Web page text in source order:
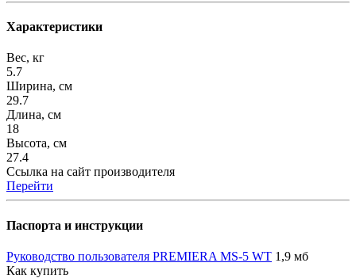
Характеристики
Вес, кг
5.7
Ширина, см
29.7
Длина, см
18
Высота, см
27.4
Ссылка на сайт производителя
Перейти
Паспорта и инструкции
Руководство пользователя PREMIERA MS-5 WT 1,9 мб
Как купить